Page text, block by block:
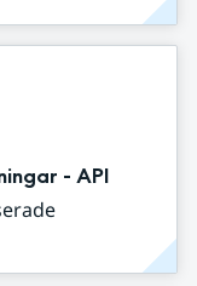
- API